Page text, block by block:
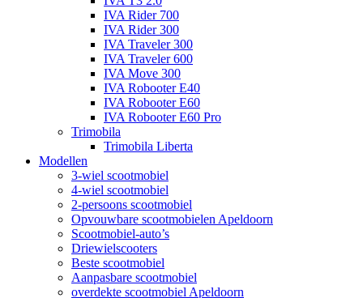
IVA Rider 700
IVA Rider 300
IVA Traveler 300
IVA Traveler 600
IVA Move 300
IVA Robooter E40
IVA Robooter E60
IVA Robooter E60 Pro
Trimobila
Trimobila Liberta
Modellen
3-wiel scootmobiel
4-wiel scootmobiel
2-persoons scootmobiel
Opvouwbare scootmobielen Apeldoorn
Scootmobiel-auto’s
Driewielscooters
Beste scootmobiel
Aanpasbare scootmobiel
overdekte scootmobiel Apeldoorn